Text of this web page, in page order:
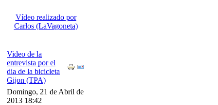
Vídeo realizado por
Carlos (LaVagoneta)
Video de la
entrevista por el
dia de la bicicleta
Gijon (TPA)
Domingo, 21 de Abril de
2013 18:42